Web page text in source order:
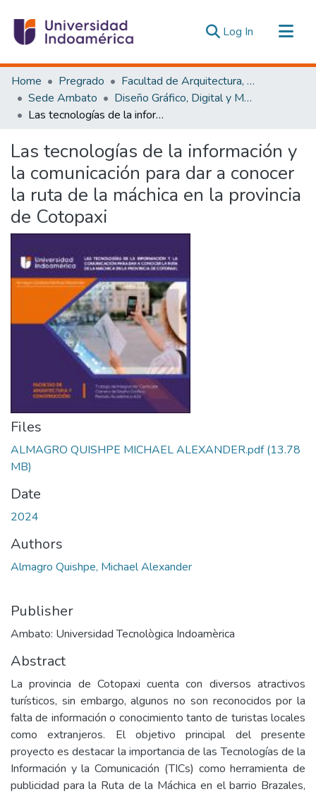
Log In (current)
Communities & Collections
All of DSpace
Statistics
Home Pregrado
Facultad de Arquitectura, Artes y Diseño
Sede Ambato
Diseño Gráfico, Digital y Multimedia Ambato
Las tecnologías de la información y la comunicación para dar a conocer la ruta de la máchica en la provincia de Cotopaxi
Las tecnologías de la información y
la comunicación para dar a conocer
la ruta de la máchica en la provincia
de Cotopaxi
Files
ALMAGRO QUISHPE MICHAEL ALEXANDER.pdf(13.78
MB)
Date
2024
Authors
Almagro Quishpe, Michael Alexander
Publisher
Ambato: Universidad Tecnològica Indoamèrica
Abstract
La provincia de Cotopaxi cuenta con diversos atractivos
turísticos, sin embargo, algunos no son reconocidos por la
falta de información o conocimiento tanto de turistas locales
como extranjeros. El objetivo principal del presente
proyecto es destacar la importancia de las Tecnologías de la
Información y la Comunicación (TICs) como herramienta de
publicidad para la Ruta de la Máchica en el barrio Brazales,